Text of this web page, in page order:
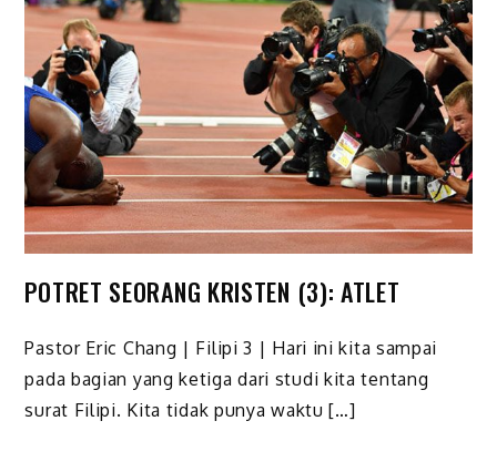
POTRET SEORANG KRISTEN (3): ATLET
Pastor Eric Chang | Filipi 3 | Hari ini kita sampai
pada bagian yang ketiga dari studi kita tentang
surat Filipi. Kita tidak punya waktu […]